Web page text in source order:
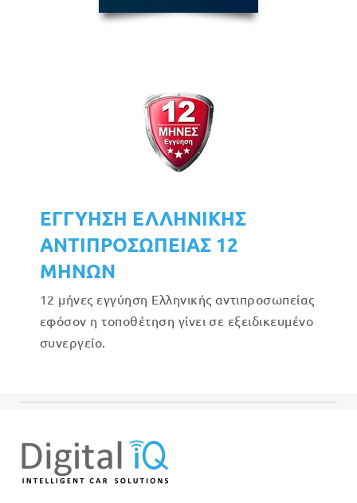
ΕΓΓΥΗΣΗ ΕΛΛΗΝΙΚΗΣ
ΑΝΤΙΠΡΟΣΩΠΕΙΑΣ 12
ΜΗΝΩΝ
12 μήνες εγγύηση Ελληνικής αντιπροσωπείας
εφόσον η τοποθέτηση γίνει σε εξειδικευμένο
συνεργείο.